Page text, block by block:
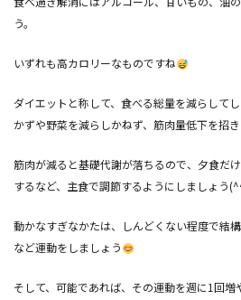
う。
いずれも高カロリーなものですね
ダイエットと称して、食べる総量を減らして
かずや野菜を減らしかねず、筋肉量低下を招き
筋肉が減ると基礎代謝が落ちるので、夕食だ
するなど、主食で調節するようにしましょう
動かなすぎなかたは、しんどくない程度で結
など運動をしましょう
そして、可能であれば、その運動を週に1回